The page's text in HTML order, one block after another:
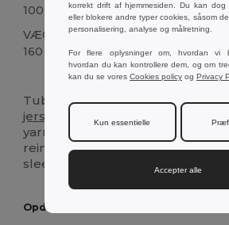
100 %
bomuld
VÆGT
160 g.
Høj lagerbeholdning Brugerdefineret
Tubular t-shirt for men with a
jersey
100% cotton (150 g/m²)
yarn. Features a 1x1 rib collar with
reinforcement ribbonand
sleeves
Opdag andre produkter
korrekt drift af hjemmesiden. Du kan
eller blokere andre typer cookies, såsom
personalisering, analyse og målretning.
For flere oplysninger om, hvordan vi
hvordan du kan kontrollere dem, og om
kan du se vores Cookies policy og Privacy
Kun essentielle
Accepter alle